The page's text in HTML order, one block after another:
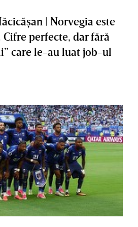
| Norvegia este
perfecte, dar fără
care le-au luat job-ul